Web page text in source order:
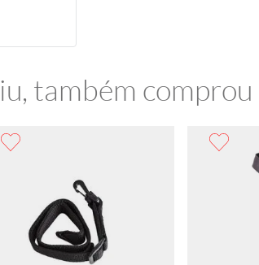
também comprou